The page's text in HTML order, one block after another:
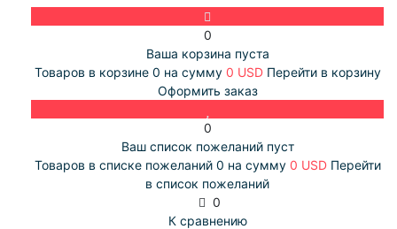
0
Ваша корзина пуста
Товаров в корзине 0 на сумму 0 USD Перейти в корзину
Оформить заказ
0
Ваш список пожеланий пуст
Товаров в списке пожеланий 0 на сумму 0 USD Перейти
в список пожеланий
0
К сравнению